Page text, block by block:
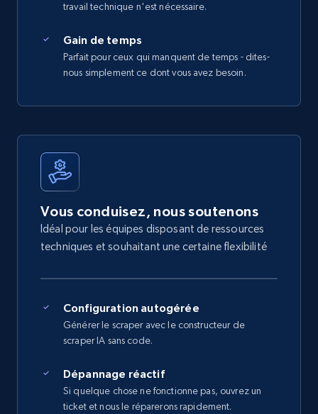
travail technique n'est nécessaire.
Gain de temps
Parfait pour ceux qui manquent de temps - dites-
nous simplement ce dont vous avez besoin.
Vous conduisez, nous soutenons
Idéal pour les équipes disposant de ressources
techniques et souhaitant une certaine flexibilité
Configuration autogérée
Générer le scraper avec le constructeur de
scraper IA sans code.
Dépannage réactif
Si quelque chose ne fonctionne pas, ouvrez un
ticket et nous le réparerons rapidement.